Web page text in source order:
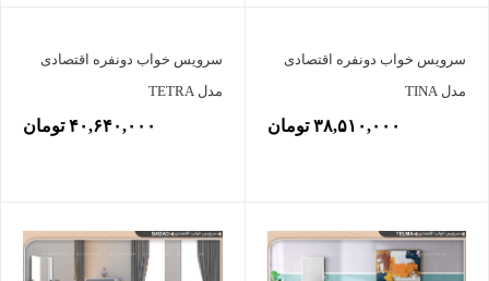
سرویس خواب دونفره اقتصادی
مدل TINA
۳۸,۵۱۰,۰۰۰ تومان
سرویس خواب دونفره اقتصادی
مدل TETRA
۴۰,۶۴۰,۰۰۰ تومان